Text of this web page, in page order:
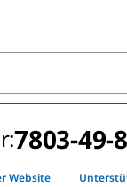
7803-49-8
Website